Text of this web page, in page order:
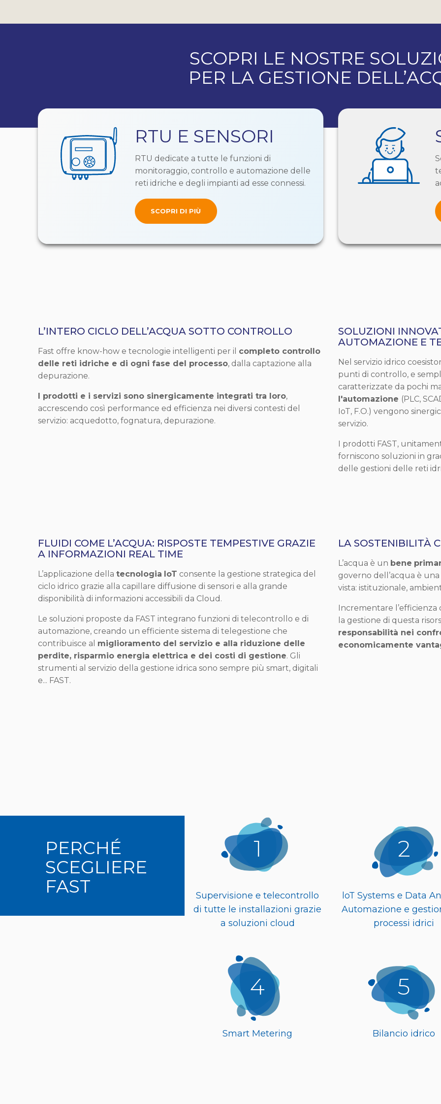
SCOPRI LE NOSTRE
PER LA GESTIONE
RTU E SENSORI
RTU dedicate a tutte le funzioni di
monitoraggio, controllo e automazione delle
reti idriche e degli impianti ad esse connessi.
SCOPRI DI PIÙ
L’INTERO CICLO DELL’ACQUA SOTTO CONTROLLO
Fast offre know-how e tecnologie intelligenti per il completo controllo
delle reti idriche e di ogni fase del processo, dalla captazione alla
depurazione.
I prodotti e i servizi sono sinergicamente integrati tra loro,
accrescendo così performance ed efficienza nei diversi contesti del
servizio: acquedotto, fognatura, depurazione.
SOLUZIONI
AUTOMAZIONE E
Nel servizio idrico
punti di controllo, e
caratterizzate da pochi
l'automazione (PLC,
IoT, F.O.) vengono
servizio.
I prodotti FAST,
forniscono soluzioni in
delle gestioni delle reti
FLUIDI COME L’ACQUA: RISPOSTE TEMPESTIVE GRAZIE
A INFORMAZIONI REAL TIME
L’applicazione della tecnologia IoT consente la gestione strategica del
ciclo idrico grazie alla capillare diffusione di sensori e alla grande
disponibilità di informazioni accessibili da Cloud.
Le soluzioni proposte da FAST integrano funzioni di telecontrollo e di
automazione, creando un efficiente sistema di telegestione che
contribuisce al miglioramento del servizio e alla riduzione delle
perdite, risparmio energia elettrica e dei costi di gestione. Gli
strumenti al servizio della gestione idrica sono sempre più smart, digitali
e... FAST.
LA SOSTENIBILITÀ
L’acqua è un bene
governo dell’acqua è una
vista: istituzionale,
Incrementare
la gestione di questa
responsabilità nei
economicamente
PERCHÉ
SCEGLIERE
FAST
1
Supervisione e telecontrollo
di tutte le installazioni grazie
a soluzioni cloud
2
loT Systems e Data
Automazione e
processi idrici
4
Smart Metering
5
Bilancio idrico